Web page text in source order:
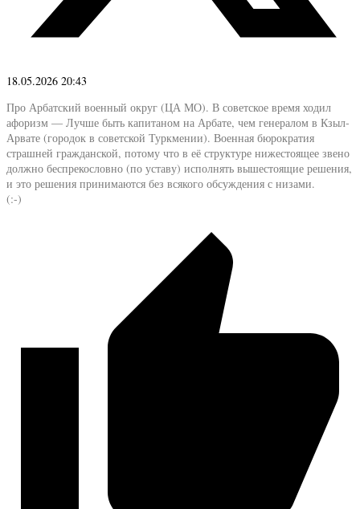
18.05.2026 20:43
Про Арбатский военный округ (ЦА МО). В советское время ходил
афоризм — Лучше быть капитаном на Арбате, чем генералом в Кзыл-
Арвате (городок в советской Туркмении). Военная бюрократия
страшней гражданской, потому что в её структуре нижестоящее звено
должно беспрекословно (по уставу) исполнять вышестоящие решения,
и это решения принимаются без всякого обсуждения с низами.
(:-)